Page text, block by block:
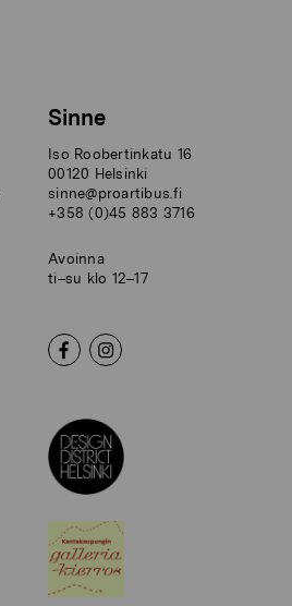
Sinne
Iso Roobertinkatu 16
00120 Helsinki
sinne@proartibus.fi
+358 (0)45 883 3716
Avoinna
ti–su klo 12–17